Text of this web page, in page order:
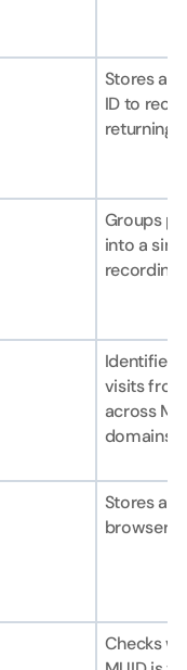
Stores a
ID to
returning
Groups
into a
recording.
Identifies
visits
across
domains.
Stores a
browser
Checks